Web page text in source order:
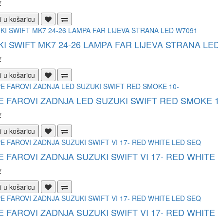
u košaricu
SWIFT MK7 24-26 LAMPA FAR LIJEVA STRANA
u košaricu
FAROVI ZADNJA LED SUZUKI SWIFT RED SMOKE
u košaricu
FAROVI ZADNJA SUZUKI SWIFT VI 17- RED
u košaricu
FAROVI ZADNJA SUZUKI SWIFT VI 17- RED